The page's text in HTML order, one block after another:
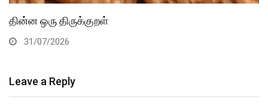
தின்ன ஒரு திருக்குறள்
31/07/2026
Leave a Reply